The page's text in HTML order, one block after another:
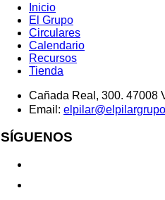
Inicio
El Grupo
Circulares
Calendario
Recursos
Tienda
Cañada Real, 300. 47008
Email:
SÍGUENOS